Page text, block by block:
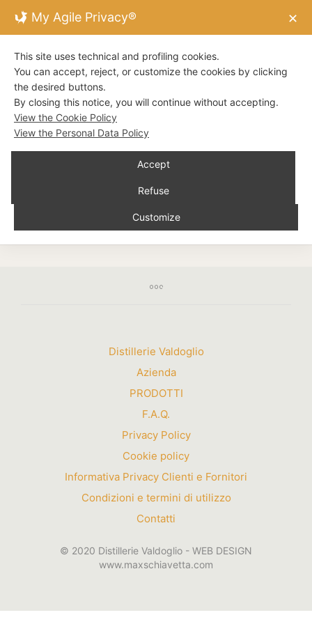
DISTILLERIE VALDOGLIO
LIMONCELLO
Il nostro limoncino è un liquore ottenuto dalla
conferiscono al nostro prodotto gusto e qualità
Distillerie Valdoglio
Azienda
PRODOTTI
F.A.Q.
Privacy Policy
Cookie policy
Informativa Privacy Clienti e Fornitori
Condizioni e termini di utilizzo
Contatti
© 2020 Distillerie Valdoglio - WEB DESIGN
www.maxschiavetta.com
My Agile Privacy® ✕
This site uses technical and profiling cookies.
You can accept, reject, or customize the cookies by clicking
the desired buttons.
By closing this notice, you will continue without accepting.
View the Cookie Policy
View the Personal Data Policy
Accept
Refuse
Customize